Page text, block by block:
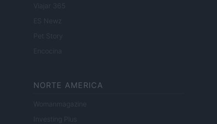
Viajar 365
ES Newz
Encocina
NORTE AMERICA
Womanmagazine
Investing Plus